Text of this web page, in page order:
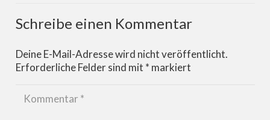
Schreibe einen Kommentar
Deine E-Mail-Adresse wird nicht veröffentlicht.
Erforderliche Felder sind mit * markiert